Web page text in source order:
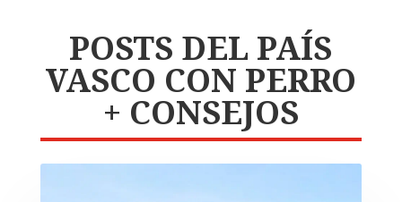
POSTS DEL PAÍS
VASCO CON PERRO
+ CONSEJOS